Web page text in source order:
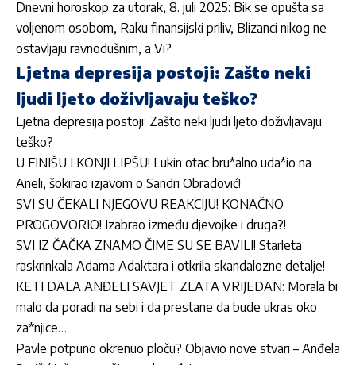
Dnevni horoskop za utorak, 8. juli 2025: Bik se opušta sa
voljenom osobom, Raku finansijski priliv, Blizanci nikog ne
ostavljaju ravnodušnim, a Vi?
Ljetna depresija postoji: Zašto neki
ljudi ljeto doživljavaju teško?
Ljetna depresija postoji: Zašto neki ljudi ljeto doživljavaju
teško?
U FINIŠU I KONJI LIPŠU! Lukin otac bru*alno uda*io na
Aneli, šokirao izjavom o Sandri Obradović!
SVI SU ČEKALI NJEGOVU REAKCIJU! KONAČNO
PROGOVORIO! Izabrao između djevojke i druga?!
SVI IZ ČAČKA ZNAMO ČIME SU SE BAVILI! Starleta
raskrinkala Adama Adaktara i otkrila skandalozne detalje!
KETI DALA ANĐELI SAVJET ZLATA VRIJEDAN: Morala bi
malo da poradi na sebi i da prestane da bude ukras oko
za*njice…
Pavle potpuno okrenuo ploču? Objavio nove stvari – Anđela